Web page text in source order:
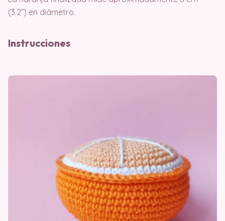
(3.2”) en diámetro.
Instrucciones